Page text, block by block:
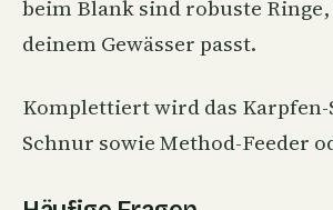
beim Blank sind robuste
deinem Gewässer passt.
Komplettiert wird das
Schnur sowie Method-Feeder